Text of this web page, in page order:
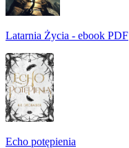
Latarnia Życia - ebook PDF
Echo potępienia